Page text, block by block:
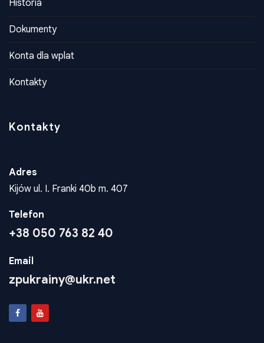
Historia
Dokumenty
Konta dla wplat
Kontakty
Kontakty
Adres
Kijów ul. I. Franki 40b m. 407
Telefon
+38 050 763 82 40
Email
zpukrainy@ukr.net